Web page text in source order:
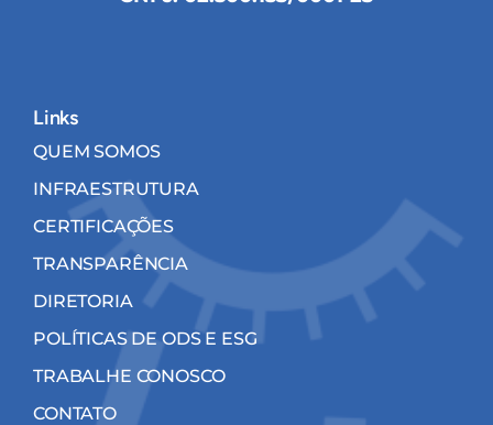
Links
QUEM SOMOS
INFRAESTRUTURA
CERTIFICAÇÕES
TRANSPARÊNCIA
DIRETORIA
POLÍTICAS DE ODS E ESG
TRABALHE CONOSCO
CONTATO